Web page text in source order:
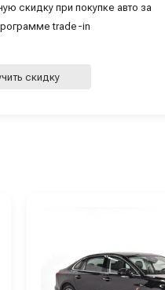
скидку при покупке авто за
trade-in
скидку